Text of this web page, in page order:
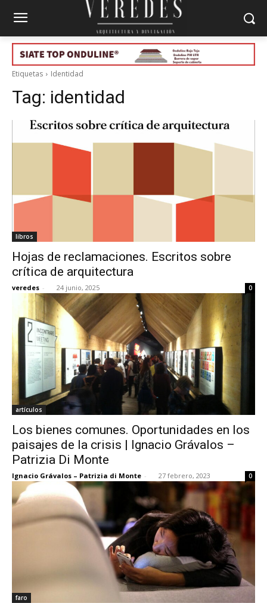
Etiquetas Identidad
Tag: identidad
libros
Hojas de reclamaciones. Escritos sobre
crítica de arquitectura
veredes - 24 junio, 2025 0
artículos
Los bienes comunes. Oportunidades en los
paisajes de la crisis | Ignacio Grávalos –
Patrizia Di Monte
Ignacio Grávalos – Patrizia di Monte - 27 febrero, 2023 0
faro